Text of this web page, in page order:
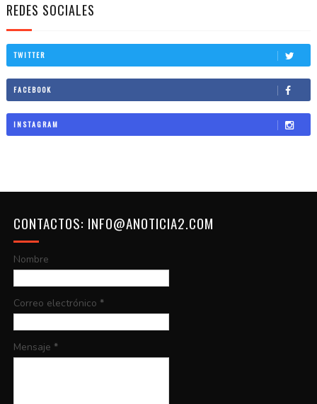
REDES SOCIALES
TWITTER
FACEBOOK
INSTAGRAM
CONTACTOS: INFO@ANOTICIA2.COM
Nombre
Correo electrónico *
Mensaje *